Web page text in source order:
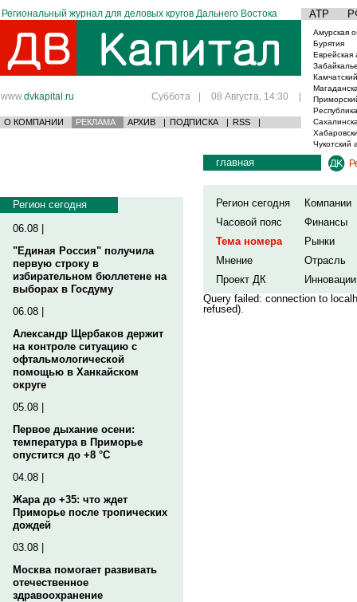
Региональный журнал для деловых кругов Дальнего Востока АТР
www.dvkapital.ru Суббота | 08 Августа, 14:30 |
О КОМПАНИИ РЕКЛАМА АРХИВ | ПОДПИСКА | RSS |
Амурская
Бурятия
Еврейская
Чукотский
Регион сегодня
06.08 |
"Единая Россия" получила
первую строку в
избирательном бюллетене на
выборах в Госдуму
06.08 |
Александр Щербаков держит
на контроле ситуацию с
офтальмологической
помощью в Ханкайском
округе
05.08 |
Первое дыхание осени:
температура в Приморье
опустится до +8 °C
04.08 |
Жара до +35: что ждет
Приморье после тропических
дождей
03.08 |
Москва помогает развивать
отечественное
здравоохранение
главная
Регион сегодня
Компании
Часовой пояс
Финансы
Тема номера
Рынки
Мнение
Отрасль
Проект ДК
Инновации
Query failed: connection to
refused).